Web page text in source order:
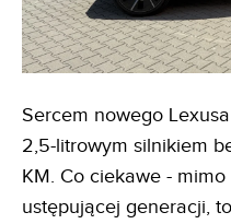
Sercem nowego
2,5-litrowym silnikiem
KM. Co ciekawe - mimo
ustępującej generacji,